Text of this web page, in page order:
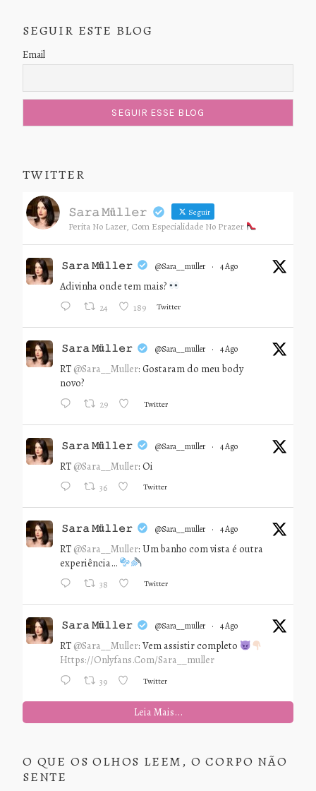
SEGUIR ESTE BLOG
Email
TWITTER
𝚂𝚊𝚛𝚊 𝙼ü𝚕𝚕𝚎𝚛 Seguir
Perita No Lazer, Com Especialidade No Prazer
𝚂𝚊𝚛𝚊 𝙼ü𝚕𝚕𝚎𝚛 @sara__muller · 4 Ago
Adivinha onde tem mais?
24 189 Twitter
𝚂𝚊𝚛𝚊 𝙼ü𝚕𝚕𝚎𝚛 @sara__muller · 4 Ago
RT @Sara__Muller: Gostaram do meu body
novo?
29 Twitter
𝚂𝚊𝚛𝚊 𝙼ü𝚕𝚕𝚎𝚛 @sara__muller · 4 Ago
RT @Sara__Muller: Oi
36 Twitter
𝚂𝚊𝚛𝚊 𝙼ü𝚕𝚕𝚎𝚛 @sara__muller · 4 Ago
RT @Sara__Muller: Um banho com vista é outra
experiência…
38 Twitter
𝚂𝚊𝚛𝚊 𝙼ü𝚕𝚕𝚎𝚛 @sara__muller · 4 Ago
RT @Sara__Muller: Vem assistir completo
Https://onlyfans.com/sara__muller
39 Twitter
Leia Mais...
O QUE OS OLHOS LEEM, O CORPO NÃO
SENTE